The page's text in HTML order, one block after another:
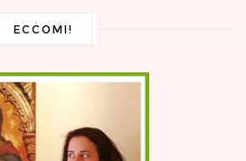
ECCOMI!